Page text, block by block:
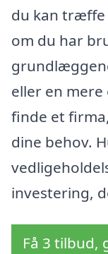
du kan træffe
om du har
eller en
finde et
dine behov.
investering,
Få 3 tilbud,